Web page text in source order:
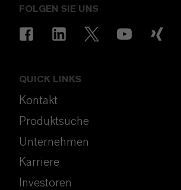
FOLGEN SIE UNS
QUICK LINKS
Kontakt
Produktsuche
Unternehmen
Karriere
Investoren